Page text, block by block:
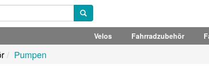
Velos Fahrradzubehör
Pumpen